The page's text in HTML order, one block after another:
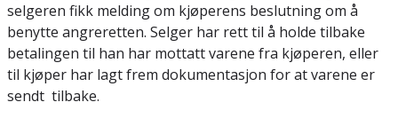
selgeren fikk melding om kjøperens beslutning om å
benytte angreretten. Selger har rett til å holde tilbake
betalingen til han har mottatt varene fra kjøperen, eller
til kjøper har lagt frem dokumentasjon for at varene er
sendt tilbake.